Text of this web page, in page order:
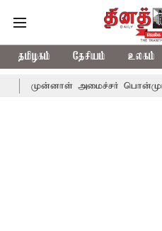
தமிழகம் தேசியம் உலகம்
அமைச்சர் பொன்முடிக்கு